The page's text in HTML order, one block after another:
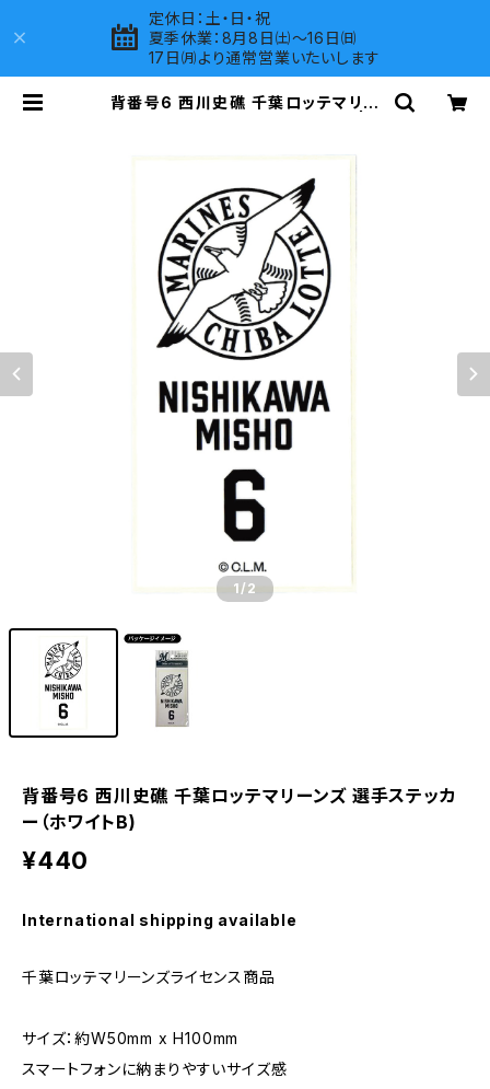
定休日：土・日・祝
夏季休業：8月8日㈯～16日㈰
17日㈪より通常営業いたいします
背番号6 西川史礁 千葉ロッテマリー
1/2
背番号6 西川史礁 千葉ロッテマリーンズ 選手ステッカ
ー（ホワイトB)
¥440
International shipping available
千葉ロッテマリーンズライセンス商品
サイズ：約W50mm x H100mm
スマートフォンに納まりやすいサイズ感